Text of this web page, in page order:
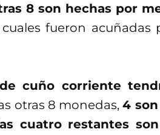
8 son hechas por
fueron acuñadas
cuño corriente
otras 8 monedas,4
cuatro restantes